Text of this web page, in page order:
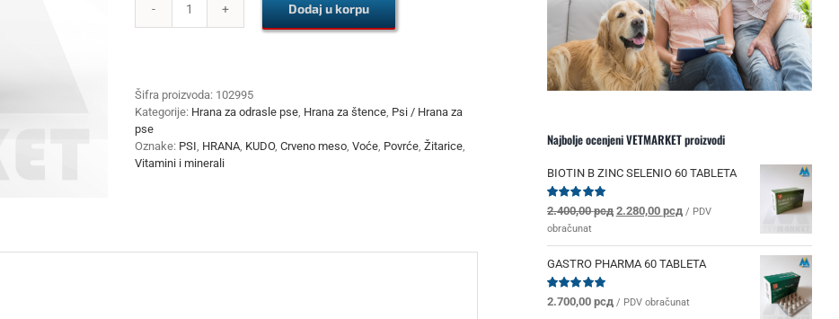
KUDO
&
MAXI
3kg
količina
Dodaj u korpu
Šifra proizvoda: 102995
Kategorije: Hrana za odrasle pse Hrana za štence Psi / Hrana za
pse
Oznake: PSI HRANA KUDO, Crveno meso Voće Povrće Žitarice
Vitamini i minerali
Najbolje ocenjeni VETMARKET proizvodi
BIOTIN B ZINC SELENIO 60 TABLETA
Ocenjeno
od 5
2.400,00рсд Originalna
je
bila:
2.280,00 рсдTrenutna
je:
2.280,00 рсд.
/ PDV
obračunat
GASTRO PHARMA 60 TABLETA
Ocenjeno
od 5
2.700,00 рсд / PDV obračunat